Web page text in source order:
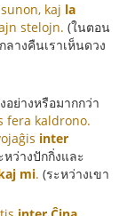
kaj la
stelojn. (ในตอน
างคืนเราเห็นดวง
ย่างหรือมากกว่า
fera kaldrono.
inter
หว่างปักกิ่งและ
mi. (ระหว่างเขา